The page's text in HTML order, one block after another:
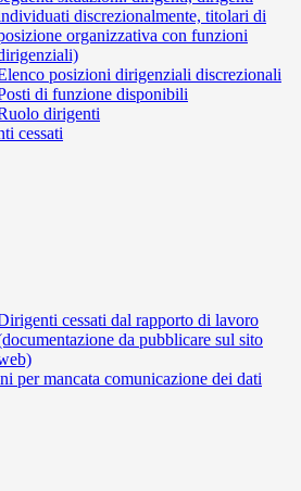
discrezionalmente, titolari di
organizzativa con funzioni
posizioni dirigenziali discrezionali
di funzione disponibili
dirigenti
cessati
cessati dal rapporto di lavoro
da pubblicare sul sito
per mancata comunicazione dei dati